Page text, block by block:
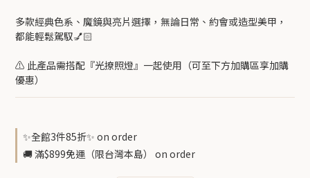
多款經典色系、魔鏡與亮片選擇，無論日常、約會或造型美甲，
都能輕鬆駕馭💅🏻
⚠️ 此產品需搭配『光撩照燈』一起使用（可至下方加購區享加購
優惠）
✨全館3件85折✨ on order
🚚 滿$899免運（限台灣本島） on order